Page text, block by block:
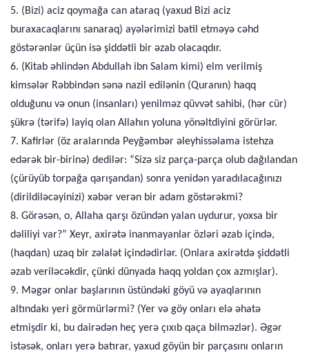
5. (Bizi) aciz qoymağa can ataraq (yaxud Bizi aciz
buraxacaqlarını sanaraq) ayələrimizi batil etməyə cəhd
göstərənlər üçün isə şiddətli bir əzab olacaqdır.
6. (Kitab əhlindən Abdullah ibn Salam kimi) elm verilmiş
kimsələr Rəbbindən sənə nazil edilənin (Quranın) haqq
olduğunu və onun (insanları) yenilməz qüvvət sahibi, (hər cür)
şükrə (tərifə) layiq olan Allahın yoluna yönəltdiyini görürlər.
7. Kafirlər (öz aralarında Peyğəmbər əleyhissəlama istehza
edərək bir-birinə) dedilər: “Sizə siz parça-parça olub dağılandan
(çürüyüb torpağa qarışandan) sonra yenidən yaradılacağınızı
(dirildiləcəyinizi) xəbər verən bir adam göstərəkmi?
8. Görəsən, o, Allaha qarşı özündən yalan uydurur, yoxsa bir
dəliliyi var?” Xeyr, axirətə inanmayanlar özləri əzab içində,
(haqdan) uzaq bir zəlalət içindədirlər. (Onlara axirətdə şiddətli
əzab veriləcəkdir, çünki dünyada haqq yoldan çox azmışlar).
9. Məgər onlar başlarının üstündəki göyü və ayaqlarının
altındakı yeri görmürlərmi? (Yer və göy onları elə əhatə
etmişdir ki, bu dairədən heç yerə çıxıb qaça bilməzlər). Əgər
istəsək, onları yerə batırar, yaxud göyün bir parçasını onların